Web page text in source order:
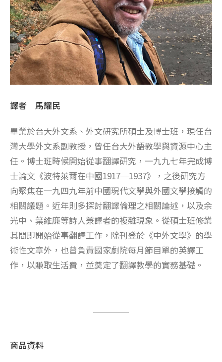
譯者 馬耀民
畢業於台大外文系、外文研究所碩士及博士班，現任台
灣大學外文系副教授，曾任台大外語教學與資源中心主
任。博士班時候開始從事翻譯研究，一九九七年完成博
士論文《波特萊爾在中國1917─1937》，之後研究方
向聚焦在一九四九年前中國現代文學與外國文學接觸的
相關議題。近年則多探討翻譯倫理之相關論述，以及余
光中、葉維廉等詩人兼譯者的複雜現象。從碩士班修業
其間即開始從事翻譯工作，除刊登於《中外文學》的學
術性文章外，也曾負責國家劇院每月節目單的英譯工
作，以賺取生活費，並奠定了翻譯教學的實務基礎。
商品資料